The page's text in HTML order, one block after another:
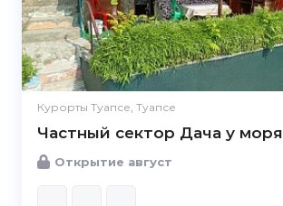
Курорты Туапсе, Туапсе
Частный сектор Дача у моря
Открытие август